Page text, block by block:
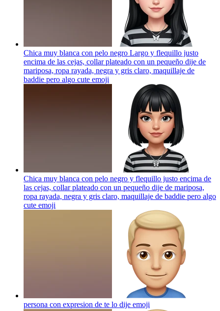
Chica muy blanca con pelo negro Largo y flequillo justo
encima de las cejas, collar plateado con un pequeño dije de
mariposa, ropa rayada, negra y gris claro, maquillaje de
baddie pero algo cute emoji
Chica muy blanca con pelo negro y flequillo justo encima de
las cejas, collar plateado con un pequeño dije de mariposa,
ropa rayada, negra y gris claro, maquillaje de baddie pero algo
cute emoji
persona con expresion de te lo dije emoji